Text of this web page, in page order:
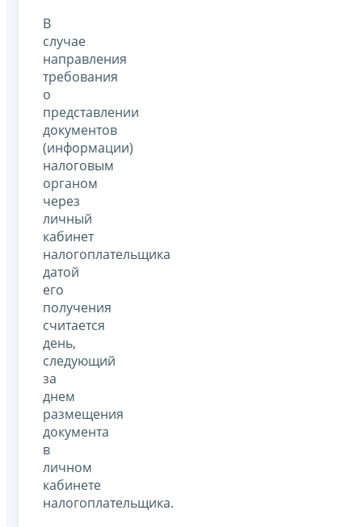
В
случае
направления
требования
о
представлении
документов
(информации)
налоговым
органом
через
личный
кабинет
налогоплательщика
датой
его
получения
считается
день,
следующий
за
днем
размещения
документа
в
личном
кабинете
налогоплательщика.